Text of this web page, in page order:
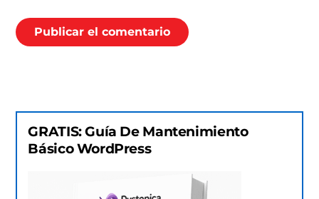
GRATIS: Guía De Mantenimiento
Básico WordPress